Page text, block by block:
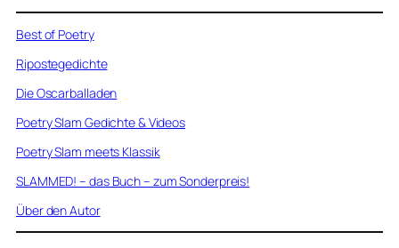
Best of Poetry
Ripostegedichte
Die Oscarballaden
Poetry Slam Gedichte & Videos
Poetry Slam meets Klassik
SLAMMED! – das Buch – zum Sonderpreis!
Über den Autor